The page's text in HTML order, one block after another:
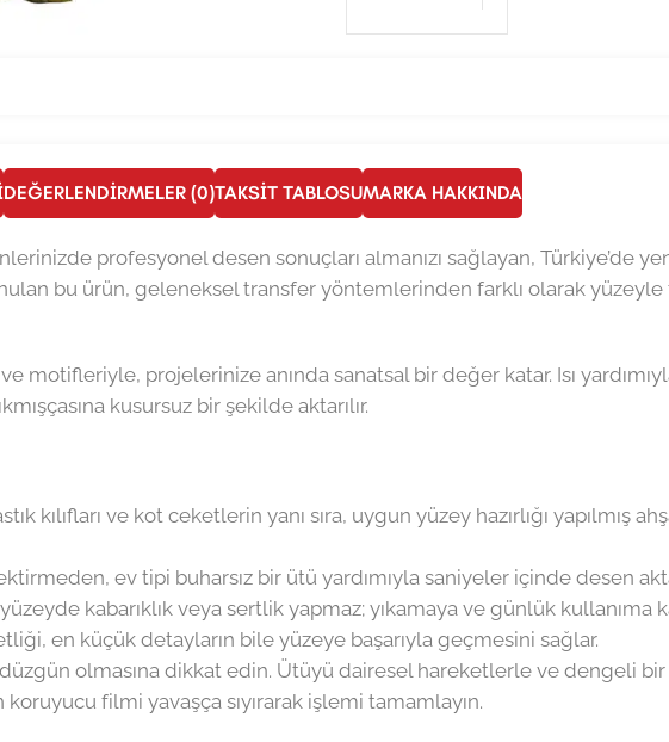
DEĞERLENDIRMELER (0)TAKSIT TABLOSUMARKA HAKKINDA
profesyonel desen sonuçları almanızı sağlayan, Türkiye’de
bu ürün, geleneksel transfer yöntemlerinden farklı olarak
motifleriyle, projelerinize anında sanatsal bir değer katar. Isı
kusursuz bir şekilde aktarılır.
kılıfları ve kot ceketlerin yanı sıra, uygun yüzey hazırlığı yapılmış
ev tipi buharsız bir ütü yardımıyla saniyeler içinde desen
kabarıklık veya sertlik yapmaz; yıkamaya ve günlük kullanıma
en küçük detayların bile yüzeye başarıyla geçmesini sağlar.
olmasına dikkat edin. Ütüyü dairesel hareketlerle ve dengeli bir
filmi yavaşça sıyırarak işlemi tamamlayın.